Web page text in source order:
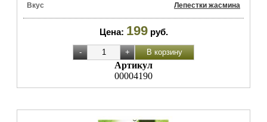
Вкус
Лепестки жасмина
Цена: 199 руб.
Артикул
00004190